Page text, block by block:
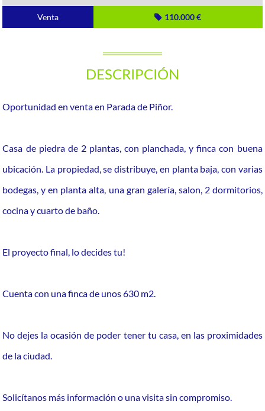
Venta 110.000 €
DESCRIPCIÓN
Oportunidad en venta en Parada de Piñor.
Casa de piedra de 2 plantas, con planchada, y finca con buena
ubicación. La propiedad, se distribuye, en planta baja, con varias
bodegas, y en planta alta, una gran galería, salon, 2 dormitorios,
cocina y cuarto de baño.
El proyecto final, lo decides tu!
Cuenta con una finca de unos 630 m2.
No dejes la ocasión de poder tener tu casa, en las proximidades
de la ciudad.
Solicítanos más información o una visita sin compromiso.